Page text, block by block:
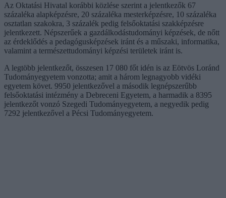
Az Oktatási Hivatal korábbi közlése szerint a jelentkezők 67
százaléka alapképzésre, 20 százaléka mesterképzésre, 10 százaléka
osztatlan szakokra, 3 százalék pedig felsőoktatási szakképzésre
jelentkezett. Népszerűek a gazdálkodástudományi képzések, de nőtt
az érdeklődés a pedagógusképzések iránt és a műszaki, informatika,
valamint a természettudományi képzési területek iránt is.
A legtöbb jelentkezőt, összesen 17 080 főt idén is az Eötvös Loránd
Tudományegyetem vonzotta; amit a három legnagyobb vidéki
egyetem követ. 9950 jelentkezővel a második legnépszerűbb
felsőoktatási intézmény a Debreceni Egyetem, a harmadik a 8395
jelentkezőt vonzó Szegedi Tudományegyetem, a negyedik pedig
7292 jelentkezővel a Pécsi Tudományegyetem.